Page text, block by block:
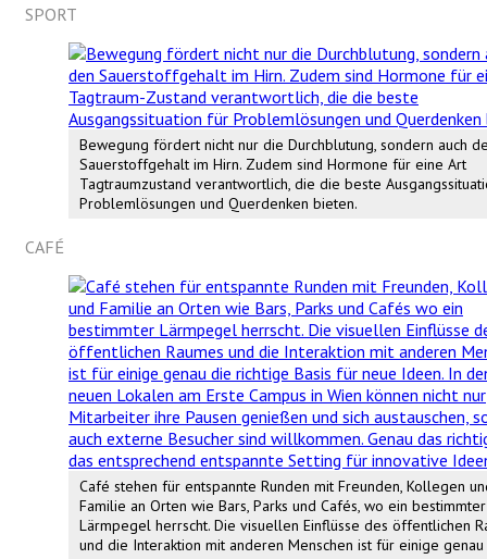
SPORT
Bewegung fördert nicht nur die Durchblutung, sondern auch
Sauerstoffgehalt im Hirn. Zudem sind Hormone für eine Art
Tagtraumzustand verantwortlich, die die beste
Problemlösungen und Querdenken bieten.
CAFÉ
Café stehen für entspannte Runden mit Freunden, Kollegen
Familie an Orten wie Bars, Parks und Cafés, wo ein bestimmter
Lärmpegel herrscht. Die visuellen Einflüsse des öffentlichen
und die Interaktion mit anderen Menschen ist für einige